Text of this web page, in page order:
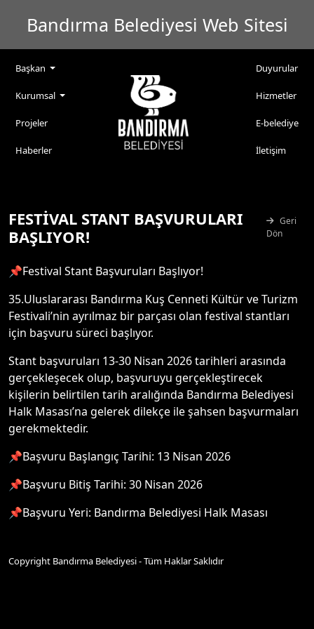
Bandırma Belediyesi Web Sitesi
Başkan
Kurumsal
Projeler
Haberler
Duyurular
Hizmetler
E-belediye
İletişim
FESTİVAL STANT BAŞVURULARI
BAŞLIYOR!
Geri
Dön
📌Festival Stant Başvuruları Başlıyor!
35.Uluslararası Bandırma Kuş Cenneti Kültür ve Turizm
Festivali’nin ayrılmaz bir parçası olan festival stantları
için başvuru süreci başlıyor.
Stant başvuruları 13-30 Nisan 2026 tarihleri arasında
gerçekleşecek olup, başvuruyu gerçekleştirecek
kişilerin belirtilen tarih aralığında Bandırma Belediyesi
Halk Masası’na gelerek dilekçe ile şahsen başvurmaları
gerekmektedir.
📌Başvuru Başlangıç Tarihi: 13 Nisan 2026
📌Başvuru Bitiş Tarihi: 30 Nisan 2026
📌Başvuru Yeri: Bandırma Belediyesi Halk Masası
Copyright Bandırma Belediyesi - Tüm Haklar Saklıdır